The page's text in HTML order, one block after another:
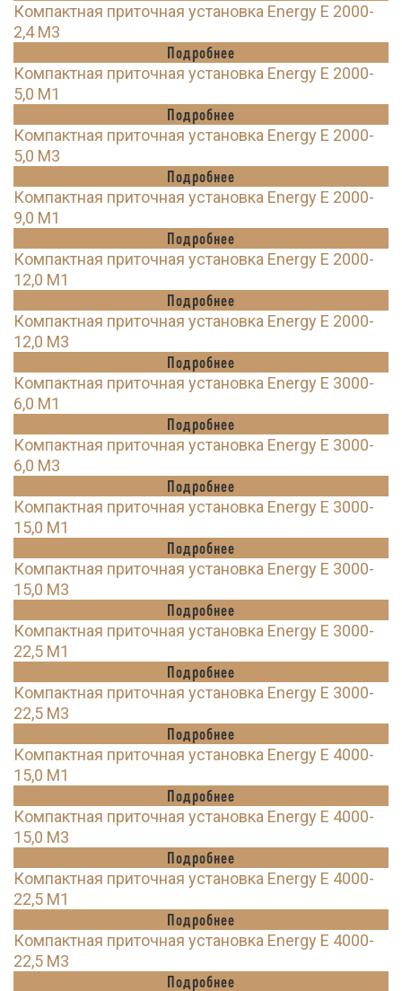
Компактная приточная установка Energy E 2000-
2,4 M3
Подробнее
Компактная приточная установка Energy E 2000-
5,0 M1
Подробнее
Компактная приточная установка Energy E 2000-
5,0 M3
Подробнее
Компактная приточная установка Energy E 2000-
9,0 M1
Подробнее
Компактная приточная установка Energy E 2000-
12,0 M1
Подробнее
Компактная приточная установка Energy E 2000-
12,0 M3
Подробнее
Компактная приточная установка Energy E 3000-
6,0 M1
Подробнее
Компактная приточная установка Energy E 3000-
6,0 M3
Подробнее
Компактная приточная установка Energy E 3000-
15,0 M1
Подробнее
Компактная приточная установка Energy E 3000-
15,0 M3
Подробнее
Компактная приточная установка Energy E 3000-
22,5 M1
Подробнее
Компактная приточная установка Energy E 3000-
22,5 M3
Подробнее
Компактная приточная установка Energy E 4000-
15,0 M1
Подробнее
Компактная приточная установка Energy E 4000-
15,0 M3
Подробнее
Компактная приточная установка Energy E 4000-
22,5 M1
Подробнее
Компактная приточная установка Energy E 4000-
22,5 M3
Подробнее